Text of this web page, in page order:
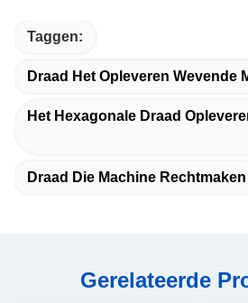
Taggen:
Draad Het Opleveren Wevende
Het Hexagonale Draad
Draad Die Machine Rechtmaken
Gerelateerde